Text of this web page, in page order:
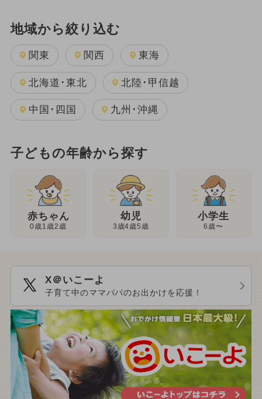
地域から絞り込む
関東 関西 東海
北海道･東北 北陸･甲信越
中国･四国 九州･沖縄
子どもの年齢から探す
赤ちゃん
0歳1歳2歳
幼児
3歳4歳5歳
小学生
6歳〜
X＠いこーよ
子育て中のママパパのお出かけを応援！